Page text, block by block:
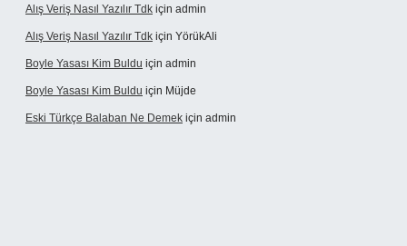
Alış Veriş Nasıl Yazılır Tdk için admin
Alış Veriş Nasıl Yazılır Tdk için YörükAli
Boyle Yasası Kim Buldu için admin
Boyle Yasası Kim Buldu için Müjde
Eski Türkçe Balaban Ne Demek için admin